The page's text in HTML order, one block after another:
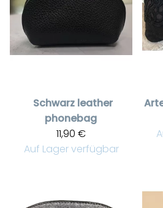
Schwarz leather
phonebag
11,90 €
Auf Lager verfügbar